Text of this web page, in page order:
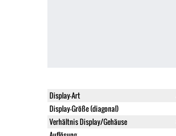
Display-Art
Display-Größe (diagonal)
Verhältnis Display/Gehäuse